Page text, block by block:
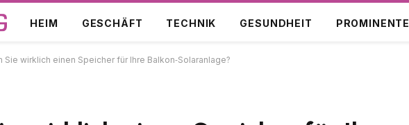
HEIM GESCHÄFT TECHNIK GESUNDHEIT PROMINENTE
Sie wirklich einen Speicher für Ihre Balkon‑Solaranlage?